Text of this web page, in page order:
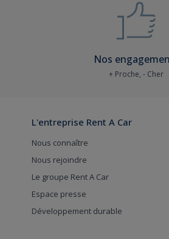
Nos
+ Proche, - Cher
L'entreprise Rent A Car
Nous connaître
Nous rejoindre
Le groupe Rent A Car
Espace presse
Développement durable